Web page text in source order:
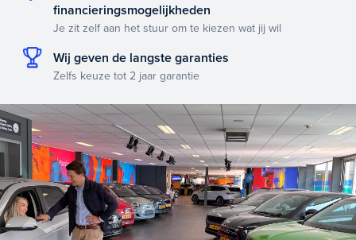
financieringsmogelijkheden
Je zit zelf aan het stuur om te kiezen wat jij wil
Wij geven de langste garanties
Zelfs keuze tot 2 jaar garantie